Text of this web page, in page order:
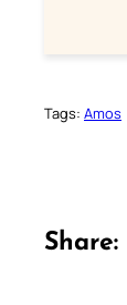
Tags: Amos
Share: